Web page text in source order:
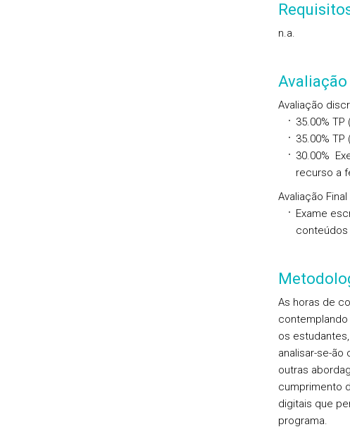
n.a.
Avaliação
Avaliação
35.00% TP
35.00% TP
30.00%
recurso a
Avaliação Final
Exame
conteúdos
As horas de
os
analisar-se-
outras
cumprimento
digitais que
programa.